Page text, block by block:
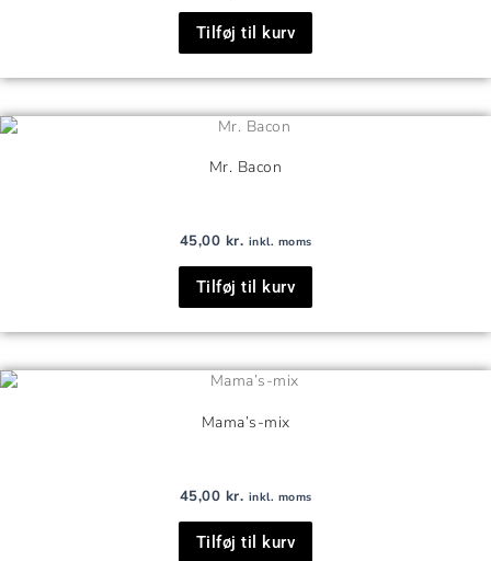
Tilføj til kurv
Mr. Bacon
45,00 kr. inkl. moms
Tilføj til kurv
Mama’s-mix
45,00 kr. inkl. moms
Tilføj til kurv